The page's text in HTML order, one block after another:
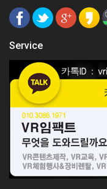
Service